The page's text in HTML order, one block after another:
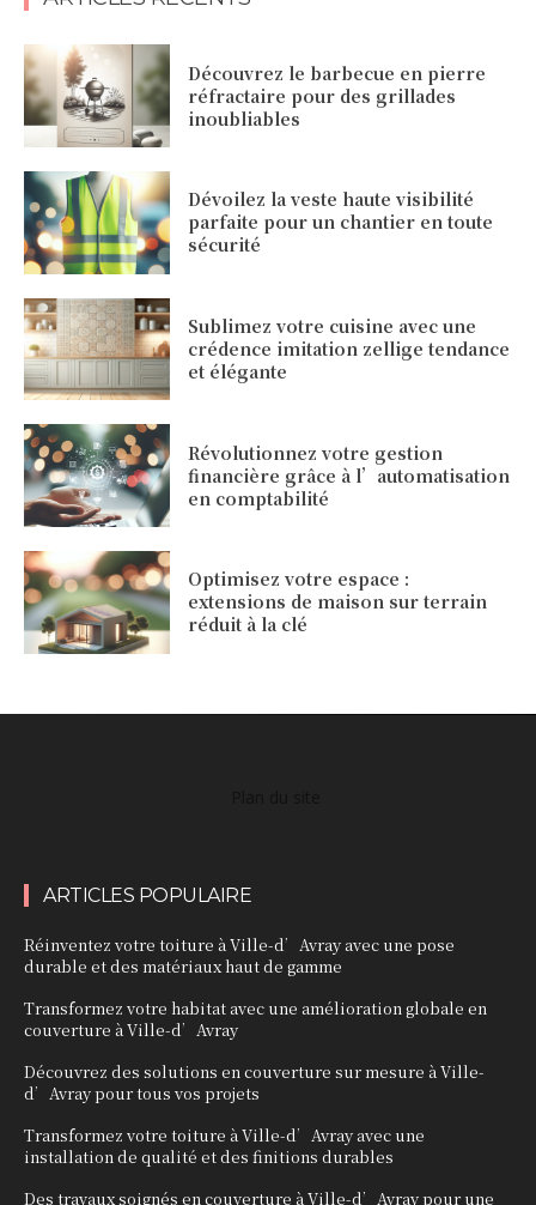
Découvrez le barbecue en pierre
réfractaire pour des grillades
inoubliables
Dévoilez la veste haute visibilité
parfaite pour un chantier en toute
sécurité
Sublimez votre cuisine avec une
crédence imitation zellige tendance
et élégante
Révolutionnez votre gestion
financière grâce à l’automatisation
en comptabilité
Optimisez votre espace :
extensions de maison sur terrain
réduit à la clé
ARTICLES POPULAIRE
Réinventez votre toiture à Ville-d’Avray avec une pose
durable et des matériaux haut de gamme
Transformez votre habitat avec une amélioration globale en
couverture à Ville-d’Avray
Découvrez des solutions en couverture sur mesure à Ville-
d’Avray pour tous vos projets
Transformez votre toiture à Ville-d’Avray avec une
installation de qualité et des finitions durables
Des travaux soignés en couverture à Ville-d’Avray pour une